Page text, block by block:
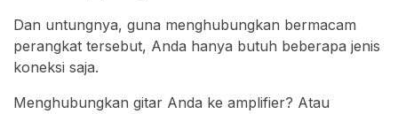
Dan untungnya, guna menghubungkan bermacam
perangkat tersebut, Anda hanya butuh beberapa jenis
koneksi saja.
Menghubungkan gitar Anda ke amplifier? Atau